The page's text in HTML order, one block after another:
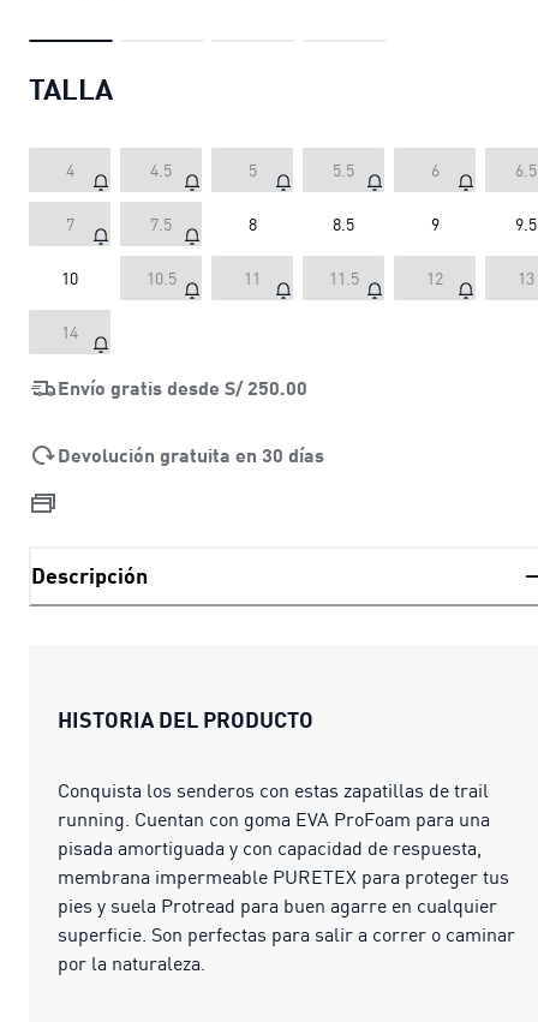
TALLA
4 4.5 5 5.5 6 6.5
7 7.5 8 8.5 9 9.5
10 10.5 11 11.5 12 13
14
Envío gratis desde S/ 250.00
Devolución gratuita en 30 días
Descripción
HISTORIA DEL PRODUCTO
Conquista los senderos con estas zapatillas de trail
running. Cuentan con goma EVA ProFoam para una
pisada amortiguada y con capacidad de respuesta,
membrana impermeable PURETEX para proteger tus
pies y suela Protread para buen agarre en cualquier
superficie. Son perfectas para salir a correr o caminar
por la naturaleza.